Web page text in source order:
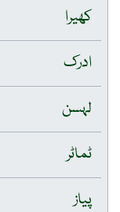
کھیرا
ادرک
لہسن
ٹماٹر
پیاز